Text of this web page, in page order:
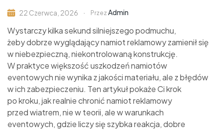
22 Czerwca, 2026 Przez Admin
Wystarczy kilka sekund silniejszego podmuchu,
żeby dobrze wyglądający namiot reklamowy zamienił się
w niebezpieczną, niekontrolowaną konstrukcję.
W praktyce większość uszkodzeń namiotów
eventowych nie wynika z jakości materiału, ale z błędów
w ich zabezpieczeniu. Ten artykuł pokaże Ci krok
po kroku, jak realnie chronić namiot reklamowy
przed wiatrem, nie w teorii, ale w warunkach
eventowych, gdzie liczy się szybka reakcja, dobre